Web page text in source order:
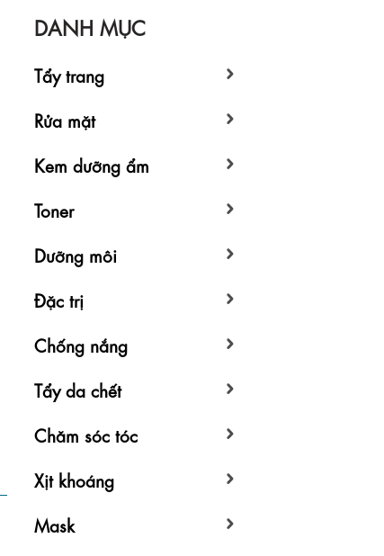
DANH MỤC
Tẩy trang
Rửa mặt
Kem dưỡng ẩm
Toner
Dưỡng môi
Đặc trị
Chống nắng
Tẩy da chết
Chăm sóc tóc
Xịt khoáng
Mask